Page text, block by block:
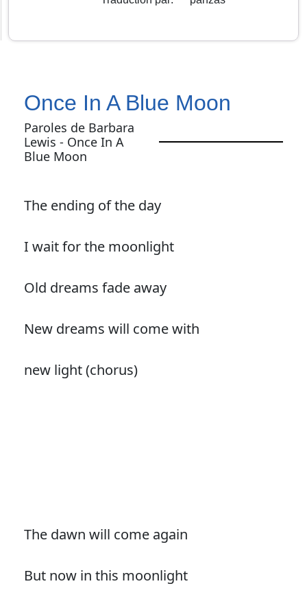
Once In A Blue Moon
Paroles de Barbara
Lewis - Once In A
Blue Moon
The ending of the day
I wait for the moonlight
Old dreams fade away
New dreams will come with
new light (chorus)
The dawn will come again
But now in this moonlight